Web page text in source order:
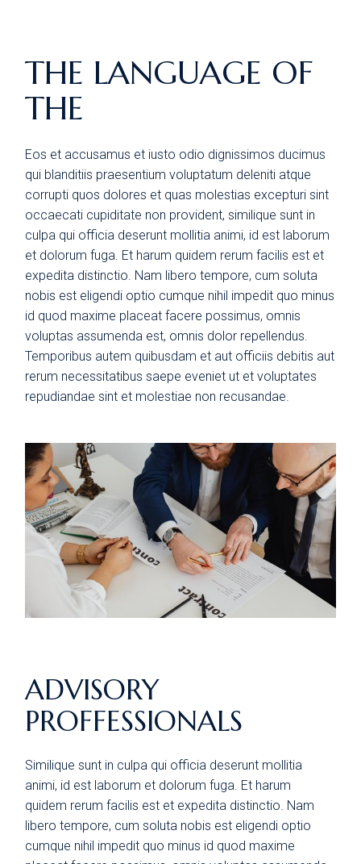
THE LANGUAGE OF
THE
Eos et accusamus et iusto odio dignissimos ducimus
qui blanditiis praesentium voluptatum deleniti atque
corrupti quos dolores et quas molestias excepturi sint
occaecati cupiditate non provident, similique sunt in
culpa qui officia deserunt mollitia animi, id est laborum
et dolorum fuga. Et harum quidem rerum facilis est et
expedita distinctio. Nam libero tempore, cum soluta
nobis est eligendi optio cumque nihil impedit quo minus
id quod maxime placeat facere possimus, omnis
voluptas assumenda est, omnis dolor repellendus.
Temporibus autem quibusdam et aut officiis debitis aut
rerum necessitatibus saepe eveniet ut et voluptates
repudiandae sint et molestiae non recusandae.
ADVISORY
PROFFESSIONALS
Similique sunt in culpa qui officia deserunt mollitia
animi, id est laborum et dolorum fuga. Et harum
quidem rerum facilis est et expedita distinctio. Nam
libero tempore, cum soluta nobis est eligendi optio
cumque nihil impedit quo minus id quod maxime